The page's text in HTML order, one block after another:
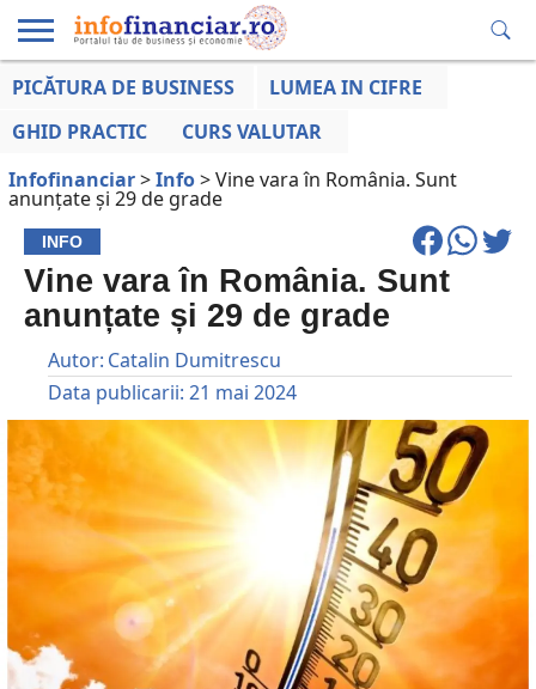
EDUCAȚIE
LA ZI
AFACERILOR
PICĂTURA DE BUSINESS
LUMEA IN CIFRE
GHID PRACTIC
CURS VALUTAR
Infofinanciar>Info>Vine vara în România. Sunt
anunțate și 29 de grade
INFO
Vine vara în România. Sunt
anunțate și 29 de grade
Autor: Catalin Dumitrescu
Data publicarii: 21 mai 2024